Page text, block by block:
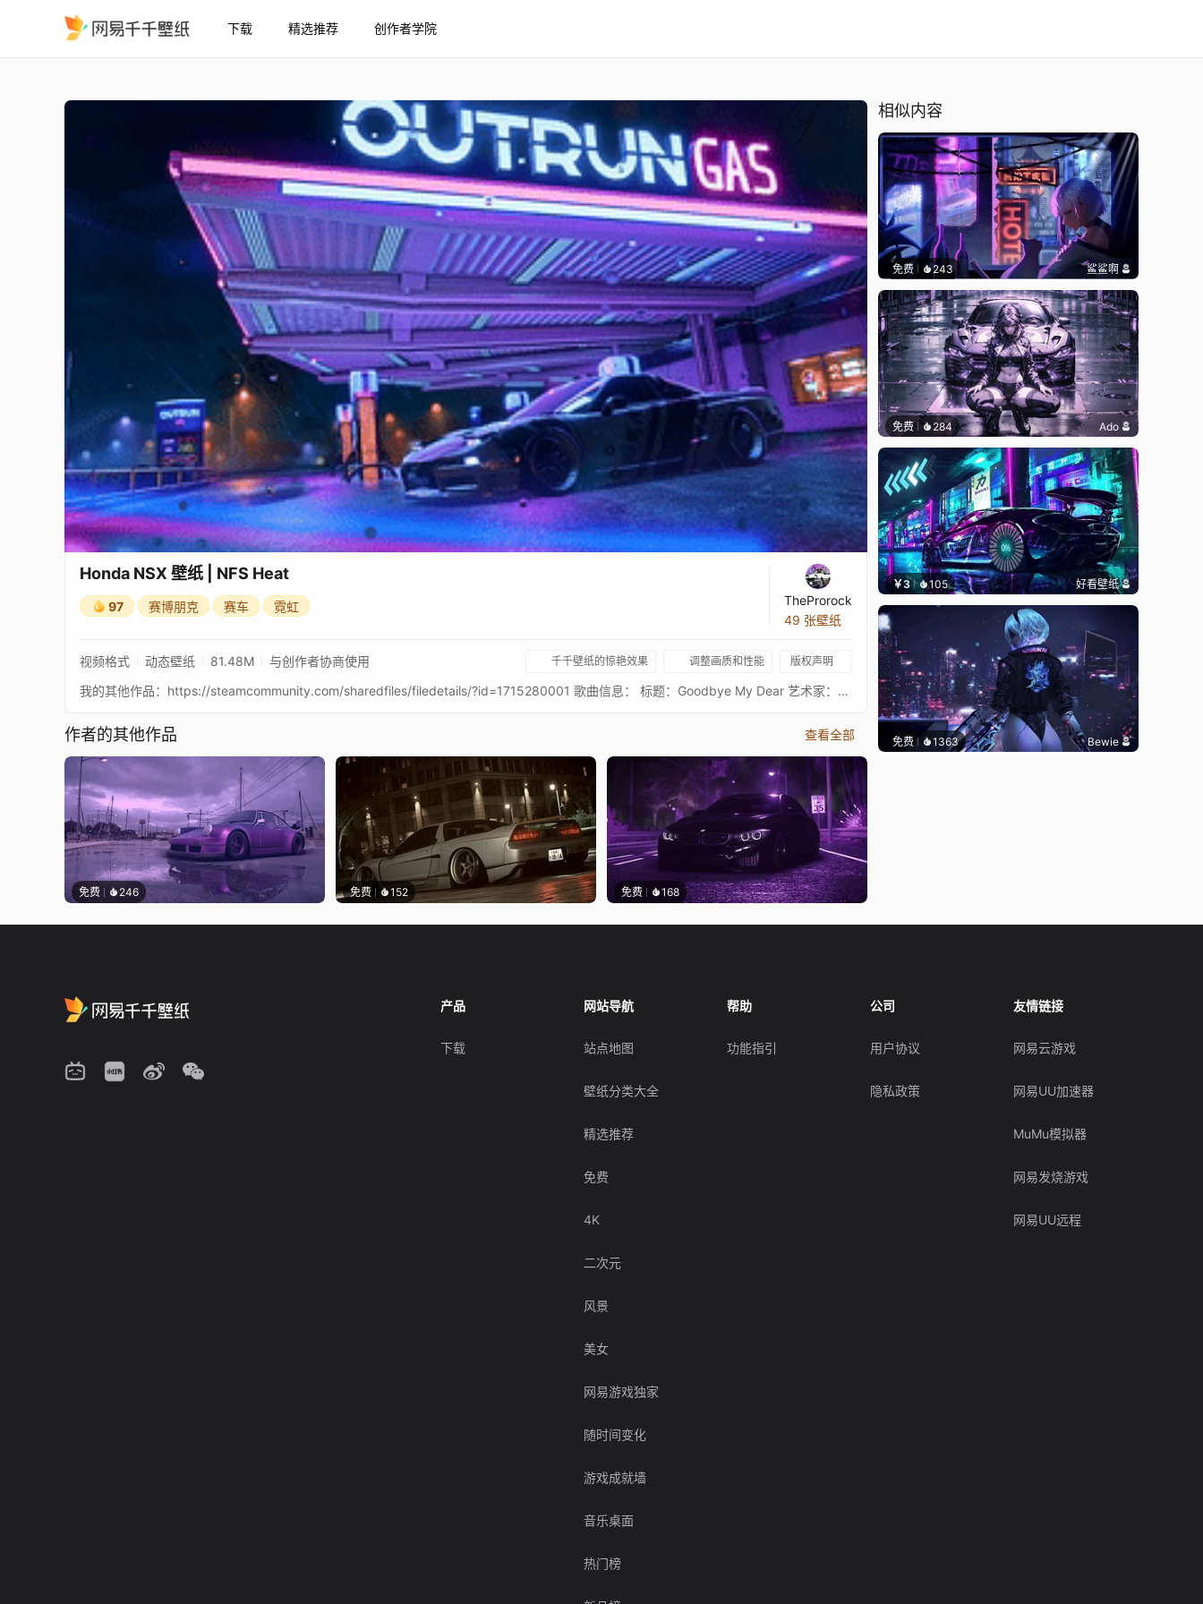
下载 精选推荐 创作者学院
Honda NSX 壁纸 | NFS Heat
97 赛博朋克 赛车 霓虹
TheProrock
49 张壁纸
视频格式 动态壁纸 81.48M 与创作者协商使用 千千壁纸的惊艳效果 调整画质和性能 版权声明
我的其他作品：https://steamcommunity.com/sharedfiles/filedetails/?id=1715280001 歌曲信息： 标题：Goodbye My Dear 艺术家：Steffen Daum 类型：钢琴
作者的其他作品 查看全部
免费 246 免费 152 免费 168
相似内容
免费 243 鲨鲨啊
免费 284 Ado
￥3 105 好看壁纸
免费 1363 Bewie
产品
下载
网站导航
站点地图
壁纸分类大全
精选推荐
免费
4K
二次元
风景
美女
网易游戏独家
随时间变化
游戏成就墙
音乐桌面
热门榜
帮助
功能指引
公司
用户协议
隐私政策
友情链接
网易云游戏
网易UU加速器
MuMu模拟器
网易发烧游戏
网易UU远程